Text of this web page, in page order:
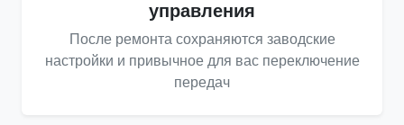
управления
После ремонта сохраняются заводские
настройки и привычное для вас переключение
передач